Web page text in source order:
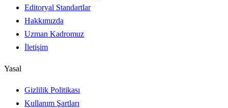
Editoryal Standartlar
Hakkımızda
Uzman Kadromuz
İletişim
Yasal
Gizlilik Politikası
Kullanım Şartları